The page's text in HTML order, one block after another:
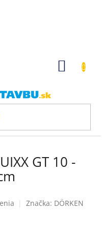
GT 10 -
Značka: DÖRKEN